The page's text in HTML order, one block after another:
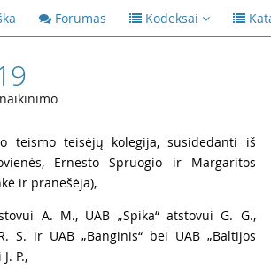
Forumas Kodeksai
teismo teisėjų kolegija, susidedanti iš
Ernesto Spruogio ir Margaritos
ir pranešėja),
A. M., UAB „Spika“ atstovui G. G.,
S. ir UAB „Banginis“ bei UAB „Baltijos
P.,